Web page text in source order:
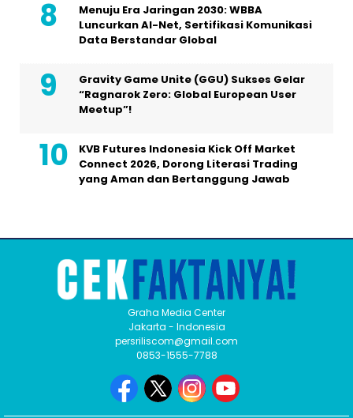
Menuju Era Jaringan 2030: WBBA
Luncurkan AI-Net, Sertifikasi Komunikasi
Data Berstandar Global
Gravity Game Unite (GGU) Sukses Gelar
“Ragnarok Zero: Global European User
Meetup”!
KVB Futures Indonesia Kick Off Market
Connect 2026, Dorong Literasi Trading
yang Aman dan Bertanggung Jawab
Graha Media Center
Jakarta - Indonesia
persriliscom@gmail.com
0853-1555-7788